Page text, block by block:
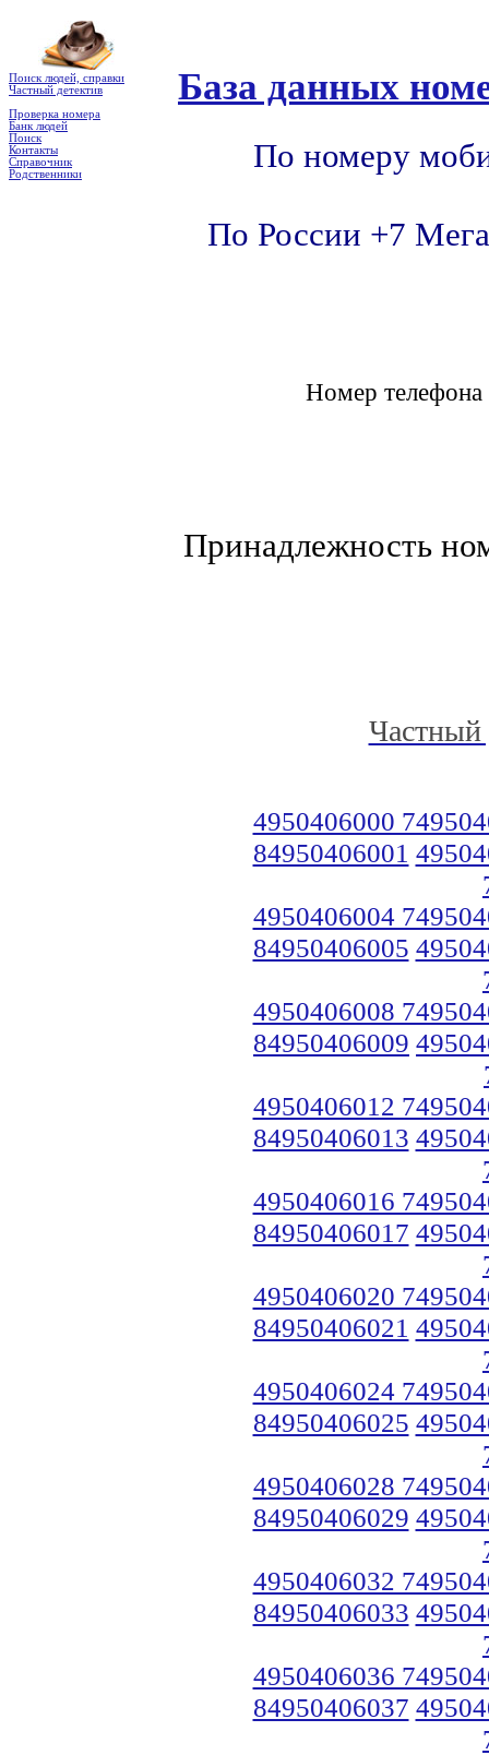
Поиск людей, справки
Частный детектив
Проверка номера
Банк людей
Поиск
Контакты
Справочник
Родственники
База данных
По номеру
По России +7
Номер
Принадлежность
Частный
4950406000
84950406001
4950406004
84950406005
4950406008
84950406009
4950406012
84950406013
4950406016
84950406017
4950406020
84950406021
4950406024
84950406025
4950406028
84950406029
4950406032
84950406033
4950406036
84950406037